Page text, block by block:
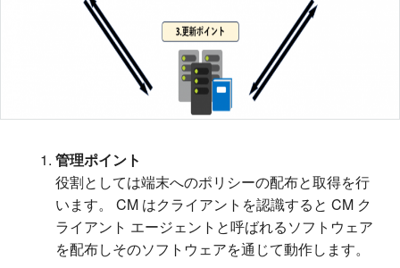
管理ポイント
役割としては端末へのポリシーの配布と取得を行
います。 CM はクライアントを認識すると CM ク
ライアント エージェントと呼ばれるソフトウェア
を配布しそのソフトウェアを通じて動作します。